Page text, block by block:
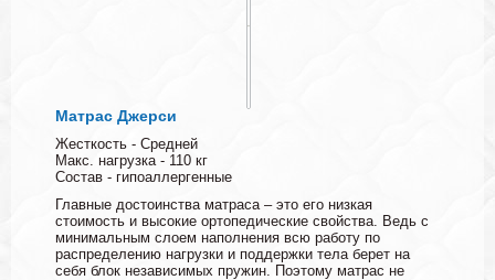
Матрас Джерси
Жесткость - Средней
Макс. нагрузка - 110 кг
Состав - гипоаллергенные
Главные достоинства матраса – это его низкая
стоимость и высокие ортопедические свойства. Ведь с
минимальным слоем наполнения всю работу по
распределению нагрузки и поддержки тела берет на
себя блок независимых пружин. Поэтому матрас не